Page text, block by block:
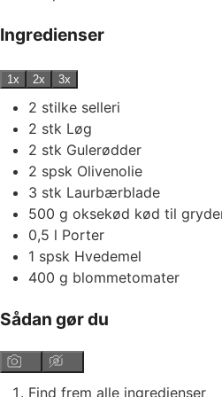
Ingredienser
1x 2x 3x
2 stilke selleri
2 stk Løg
2 stk Gulerødder
2 spsk Olivenolie
3 stk Laurbærblade
500 g oksekød kød til
0,5 l Porter
1 spsk Hvedemel
400 g blommetomater
Sådan gør du
Find frem alle ingredienser